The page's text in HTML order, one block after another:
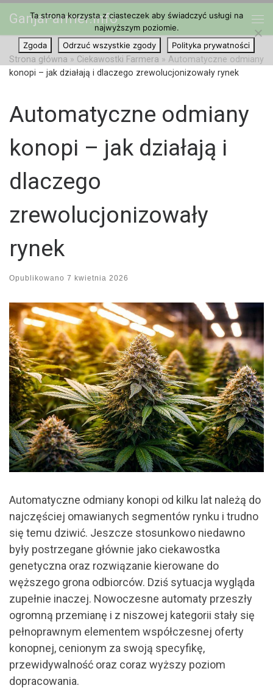
Przejdź do treści
GanjaFarmer.info
Strona główna » Ciekawostki Farmera » Automatyczne odmiany
konopi – jak działają i dlaczego zrewolucjonizowały rynek
Automatyczne odmiany
konopi – jak działają i
dlaczego
zrewolucjonizowały
rynek
Opublikowano 7 kwietnia 2026
Automatyczne odmiany konopi od kilku lat należą do
najczęściej omawianych segmentów rynku i trudno
się temu dziwić. Jeszcze stosunkowo niedawno
były postrzegane głównie jako ciekawostka
genetyczna oraz rozwiązanie kierowane do
węższego grona odbiorców. Dziś sytuacja wygląda
zupełnie inaczej. Nowoczesne automaty przeszły
ogromną przemianę i z niszowej kategorii stały się
pełnoprawnym elementem współczesnej oferty
konopnej, cenionym za swoją specyfikę,
przewidywalność oraz coraz wyższy poziom
dopracowania.
Ta strona korzysta z ciasteczek aby świadczyć usługi na
najwyższym poziomie.
Zgoda
Odrzuć wszystkie zgody Polityka prywatności